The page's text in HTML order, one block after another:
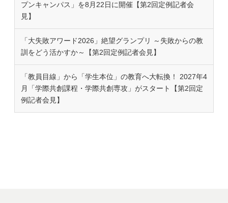
プンキャンパス」を8月22日に開催【第2回定例記者会
見】
「大失敗アワード2026」絶望グランプリ ～失敗からの教
訓をどう活かすか～【第2回定例記者会見】
「教員目線」から「学生本位」の教育へ大転換！ 2027年4
月「学際共創課程・学際共創専攻」がスタート【第2回定
例記者会見】